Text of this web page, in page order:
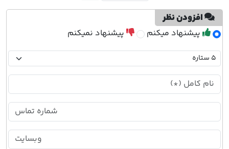
افزودن نظر
پیشنهاد میکنم پیشنهاد نمیکنم